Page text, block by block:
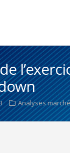
Analyses marché